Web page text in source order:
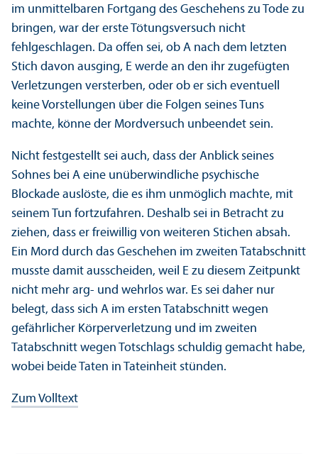
im unmittelbaren Fortgang des Geschehens zu Tode zu
bringen, war der erste Tötungs­versuch nicht
fehlgeschlagen. Da offen sei, ob A nach dem letzten
Stich davon ausging, E werde an den ihr zugefügten
Verletzungen versterben, oder ob er sich eventuell
keine Vorstellungen über die Folgen seines Tuns
machte, könne der Mordversuch unbeendet sein.
Nicht festgestellt sei auch, dass der Anblick seines
Sohnes bei A eine unüberwindliche psychische
Blockade auslöste, die es ihm unmöglich machte, mit
seinem Tun fortzufahren. Deshalb sei in Betracht zu
ziehen, dass er freiwillig von weiteren Stichen absah.
Ein Mord durch das Geschehen im zweiten Tatabschnitt
musste damit ausscheiden, weil E zu diesem Zeitpunkt
nicht mehr arg- und wehrlos war. Es sei daher nur
belegt, dass sich A im ersten Tatabschnitt wegen
gefährlicher Körperverletzung und im zweiten
Tatabschnitt wegen Totschlags schuldig gemacht habe,
wobei beide Taten in Tateinheit stünden.
Zum Volltext